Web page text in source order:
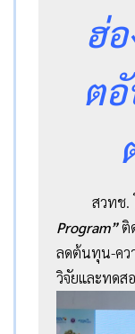
ฮ่
ต
สวทช. โ
Program”ติ
ลดต้นทุน-ควา
วิจัยและทดส